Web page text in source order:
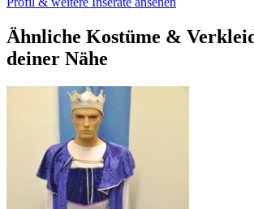
Ähnliche Kostüme &
deiner Nähe